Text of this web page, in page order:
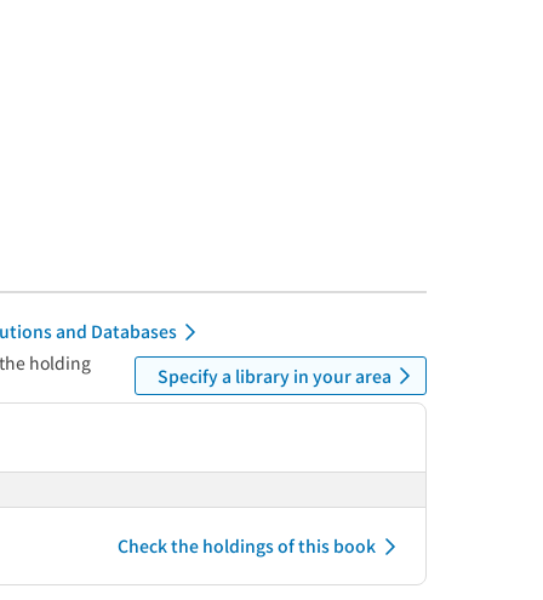
and Databases
holding
Specify a library in your area
Check the holdings of this book